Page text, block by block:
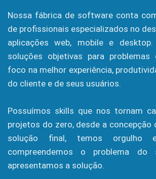
Nossa fábrica de software conta
de profissionais especializados no
aplicações web, mobile e desktop.
soluções objetivas para problemas
foco na melhor experiência,
do cliente e de seus usuários.
Possuímos skills que nos tornam
projetos do zero, desde a concepção
solução final, temos orgulho
compreendemos o problema do
apresentamos a solução.